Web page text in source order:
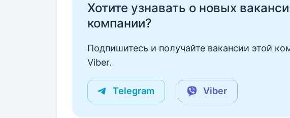
Хотите узнавать о новых
компании?
Подпишитесь и получайте вакансии этой
Viber.
Telegram Viber